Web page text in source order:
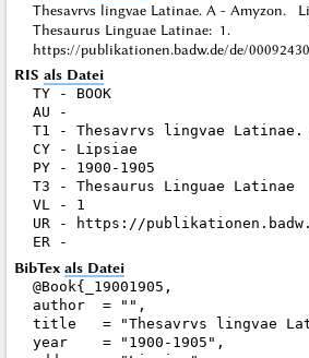
Thesavrvs lingvae Latinae. A - Amyzon.
Thesaurus Linguae Latinae: 1.
https://publikationen.badw.de/de/
RIS als Datei
TY - BOOK
AU -
T1 - Thesavrvs lingvae Latinae.
CY - Lipsiae
PY - 1900-1905
T3 - Thesaurus Linguae Latinae
VL - 1
UR - https://
BibTex als Datei
@Book{_19001905,
author  = "",
title   = "Thesavrvs lingvae
year    = "1900-1905",